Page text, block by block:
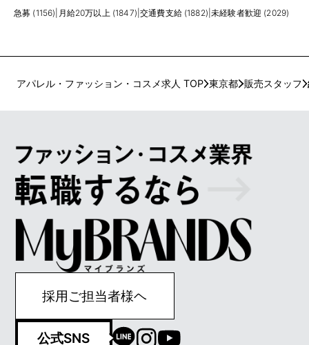
急募 (1156) 月給20万以上 (1847) |交通費支給 (1882) |未経験者歓迎 (2029)
アパレル・ファッション・コスメ求人 TOP 東京都 販売スタッフ
採用ご担当者様ヘ
公式SNS